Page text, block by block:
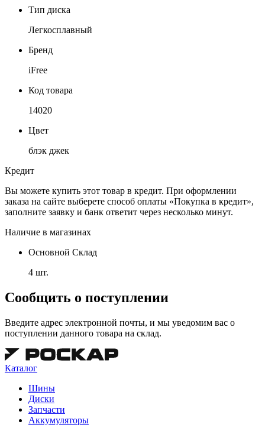
Тип диска
Легкосплавный
Бренд
iFree
Код товара
14020
Цвет
блэк джек
Кредит
Вы можете купить этот товар в кредит. При оформлении
заказа на сайте выберете способ оплаты «Покупка в кредит»,
заполните заявку и банк ответит через несколько минут.
Наличие в магазинах
Основной Склад
4 шт.
Сообщить о поступлении
Введите адрес электронной почты, и мы уведомим вас о
поступлении данного товара на склад.
Каталог
Шины
Диски
Запчасти
Аккумуляторы